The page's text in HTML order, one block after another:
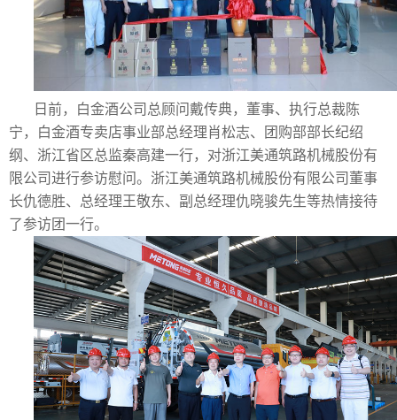
日前，白金酒公司总顾问戴传典，董事、执行总裁陈
宁，白金酒专卖店事业部总经理肖松志、团购部部长纪绍
纲、浙江省区总监秦高建一行，对浙江美通筑路机械股份有
限公司进行参访慰问。浙江美通筑路机械股份有限公司董事
长仇德胜、总经理王敬东、副总经理仇晓骏先生等热情接待
了参访团一行。